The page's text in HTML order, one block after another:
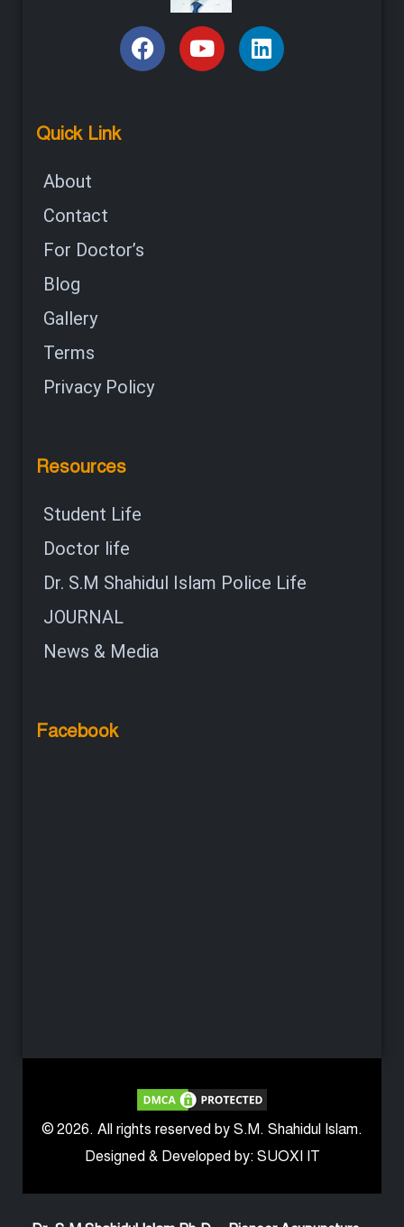
Quick Link
About
Contact
For Doctor’s
Blog
Gallery
Terms
Privacy Policy
Resources
Student Life
Doctor life
Dr. S.M Shahidul Islam Police Life
JOURNAL
News & Media
Facebook
© 2026. All rights reserved by S.M. Shahidul Islam.
Designed & Developed by: SUOXI IT